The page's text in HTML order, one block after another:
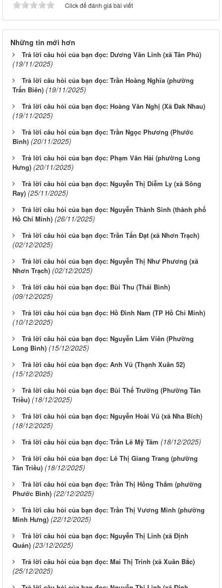
Click để đánh giá bài viết
Những tin mới hơn
Trả lời câu hỏi của bạn đọc: Dương Văn Linh (xã Tân Phú)
(19/11/2025)
Trả lời câu hỏi của bạn đọc: Trần Hoàng Nghĩa (phường
Trấn Biên) (19/11/2025)
Trả lời câu hỏi của bạn đọc: Hoàng Văn Nghị (Xã Đak Nhau)
(19/11/2025)
Trả lời câu hỏi của bạn đọc: Trần Ngọc Phương (Phước
Bình) (20/11/2025)
Trả lời câu hỏi của bạn đọc: Phạm Văn Hải (phường Long
Hưng) (20/11/2025)
Trả lời câu hỏi của bạn đọc: Nguyễn Thị Diễm Ly (xã Sông
Ray) (25/11/2025)
Trả lời câu hỏi của bạn đọc: Nguyễn Thành Sinh (thành phố
Hồ Chí Minh) (26/11/2025)
Trả lời câu hỏi của bạn đọc: Trần Tấn Đạt (xã Nhơn Trạch)
(02/12/2025)
Trả lời câu hỏi của bạn đọc: Nguyễn Thị Như Phương (xã
Nhơn Trạch) (02/12/2025)
Trả lời câu hỏi của bạn đọc: Bùi Thu (Thái Bình)
(09/12/2025)
Trả lời câu hỏi của bạn đọc: Hồ Đình Nam (TP Hồ Chí Minh)
(10/12/2025)
Trả lời câu hỏi của bạn đọc: Nguyễn Lâm Viên (Phường
Long Bình) (15/12/2025)
Trả lời câu hỏi của bạn đọc: Anh Vũ (Thạnh Xuân 52)
(15/12/2025)
Trả lời câu hỏi của bạn đọc: Bùi Thế Trường (Phường Tân
Triều) (18/12/2025)
Trả lời câu hỏi của bạn đọc: Nguyễn Hoài Vũ (xã Nha Bích)
(18/12/2025)
Trả lời câu hỏi của bạn đọc: Trần Lê Mỹ Tâm (18/12/2025)
Trả lời câu hỏi của bạn đọc: Lê Thị Giang Trang (phường
Tân Triều) (18/12/2025)
Trả lời câu hỏi của bạn đọc: Trần Thị Hồng Thắm (phường
Phước Bình) (22/12/2025)
Trả lời câu hỏi của bạn đọc: Trần Thị Vương Minh (phường
Minh Hưng) (22/12/2025)
Trả lời câu hỏi của bạn đọc: Nguyễn Thị Linh (xã Định
Quán) (23/12/2025)
Trả lời câu hỏi của bạn đọc: Mai Thị Trinh (xã Xuân Bắc)
(25/12/2025)